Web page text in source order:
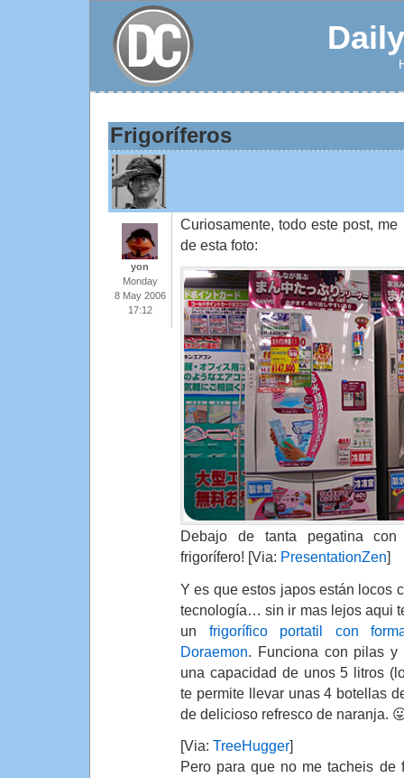
Frigoríferos
yon
Monday
8 May 2006
17:12
Curiosamente, todo este post,
de esta foto:
Debajo de tanta pegatina con
frigorífero! [Via: PresentationZen]
Y es que estos japos están locos
tecnología… sin ir mas lejos aqui
un frigorífico portatil con
Doraemon . Funciona con pilas y
una capacidad de unos 5 litros
te permite llevar unas 4 botellas
de delicioso refresco de naranja.
[Via: TreeHugger]
Pero para que no me tacheis de